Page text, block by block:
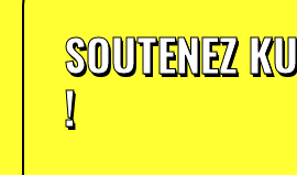
SOUTENEZ
!